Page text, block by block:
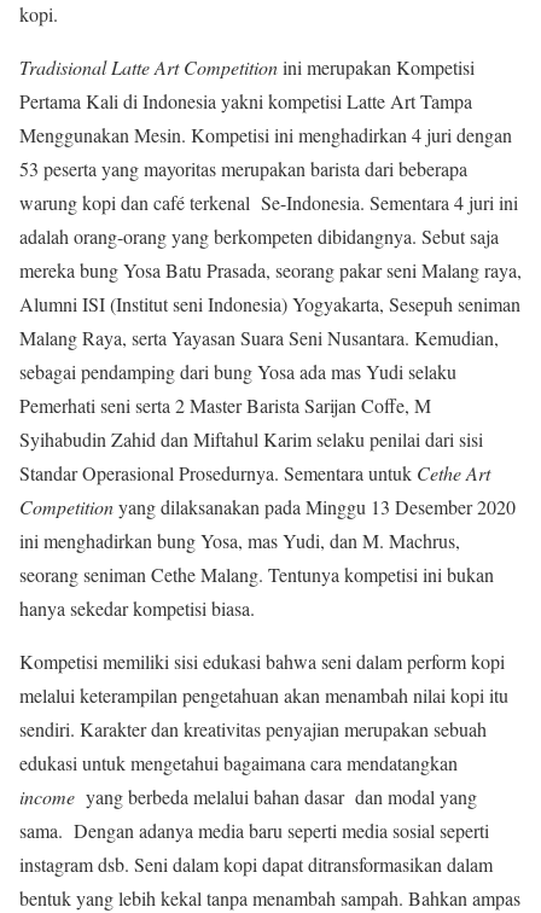
kopi.
TradisionalLatte Art Competitionini merupakan Kompetisi
Pertama Kali di Indonesia yakni kompetisi Latte Art Tampa
Menggunakan Mesin. Kompetisi ini menghadirkan 4 juri dengan
53 peserta yang mayoritas merupakan barista dari beberapa
warung kopi dan café terkenal Se-Indonesia. Sementara 4 juri ini
adalah orang-orang yang berkompeten dibidangnya. Sebut saja
mereka bung Yosa Batu Prasada, seorang pakar seni Malang raya,
Alumni ISI (Institut seni Indonesia) Yogyakarta, Sesepuh seniman
Malang Raya, serta Yayasan Suara Seni Nusantara. Kemudian,
sebagai pendamping dari bung Yosa ada mas Yudi selaku
Pemerhati seni serta 2 Master Barista Sarijan Coffe, M
Syihabudin Zahid dan Miftahul Karim selaku penilai dari sisi
Standar Operasional Prosedurnya. Sementara untuk Cethe Art
Competitionyang dilaksanakan pada Minggu 13 Desember 2020
ini menghadirkan bung Yosa, mas Yudi, dan M. Machrus,
seorang seniman Cethe Malang. Tentunya kompetisi ini bukan
hanya sekedar kompetisi biasa.
Kompetisi memiliki sisi edukasi bahwa seni dalam perform kopi
melalui keterampilan pengetahuan akan menambah nilai kopi itu
sendiri. Karakter dan kreativitas penyajian merupakan sebuah
edukasi untuk mengetahui bagaimana cara mendatangkan
income yang berbeda melalui bahan dasar dan modal yang
sama. Dengan adanya media baru seperti media sosial seperti
instagram dsb. Seni dalam kopi dapat ditransformasikan dalam
bentuk yang lebih kekal tanpa menambah sampah. Bahkan ampas